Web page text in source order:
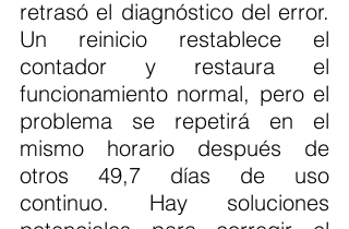
retrasó el diagnóstico del error.
Un reinicio restablece el
contador y restaura el
funcionamiento normal, pero el
problema se repetirá en el
mismo horario después de
otros 49,7 días de uso
continuo. Hay soluciones